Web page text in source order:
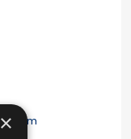
26 cm
×